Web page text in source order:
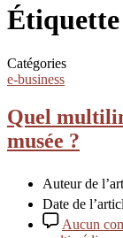
Catégories
e-business
Quel
musée ?
Auteur de
Date de
Aucun